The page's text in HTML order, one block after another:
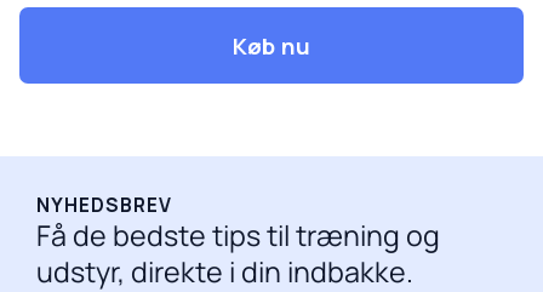
Køb nu
NYHEDSBREV
Få de bedste tips til træning og
udstyr, direkte i din indbakke.